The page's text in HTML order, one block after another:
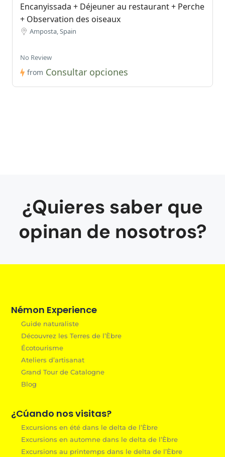
Encanyissada + Déjeuner au restaurant + Perche
+ Observation des oiseaux
Amposta, Spain
No Review
from Consultar opciones
¿Quieres saber que
opinan de nosotros?
Némon Experience
Guide naturaliste
Découvrez les Terres de l’Èbre
Écotourisme
Ateliers d’artisanat
Grand Tour de Catalogne
Blog
¿Cúando nos visitas?
Excursions en été dans le delta de l’Èbre
Excursions en automne dans le delta de l’Èbre
Excursions au printemps dans le delta de l’Èbre